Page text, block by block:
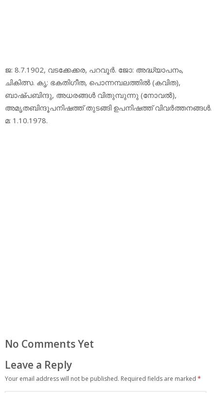
ജ: 8.7.1902, വടക്കേക്കര, പറവൂര്‍. ജോ: അദ്ധ്യാപനം,
ചികിത്സ. കൃ: ഭകതിഗീത, പൊന്നമ്പലത്തില്‍ (കവിത),
ബാഷ്പബിന്ദു, അധരങ്ങള്‍ വിതുമ്പുന്നു (നോവല്‍),
അമൃതബിന്ദൂപനിഷത്ത് തുടങ്ങി ഉപനിഷത്ത് വിവര്‍ത്തനങ്ങള്‍.
മ: 1.10.1978.
No Comments Yet
Leave a Reply
Your email address will not be published. Required fields are marked *